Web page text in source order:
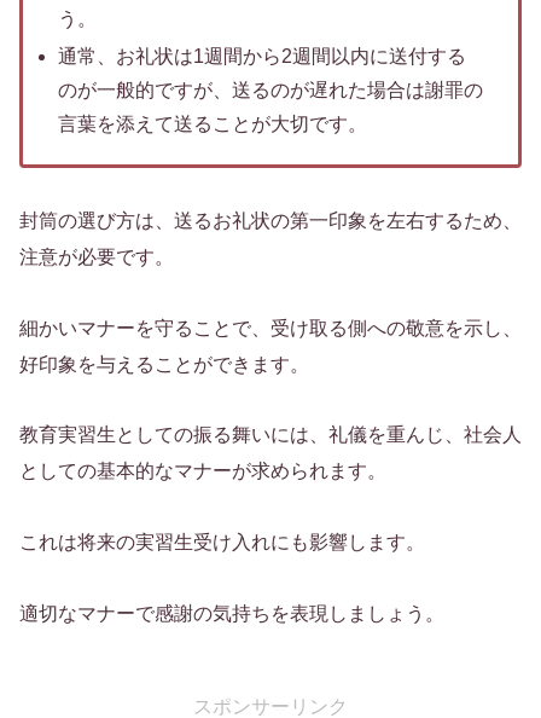
う。
通常、お礼状は1週間から2週間以内に送付する
のが一般的ですが、送るのが遅れた場合は謝罪の
言葉を添えて送ることが大切です。
封筒の選び方は、送るお礼状の第一印象を左右するため、
注意が必要です。
細かいマナーを守ることで、受け取る側への敬意を示し、
好印象を与えることができます。
教育実習生としての振る舞いには、礼儀を重んじ、社会人
としての基本的なマナーが求められます。
これは将来の実習生受け入れにも影響します。
適切なマナーで感謝の気持ちを表現しましょう。
スポンサーリンク